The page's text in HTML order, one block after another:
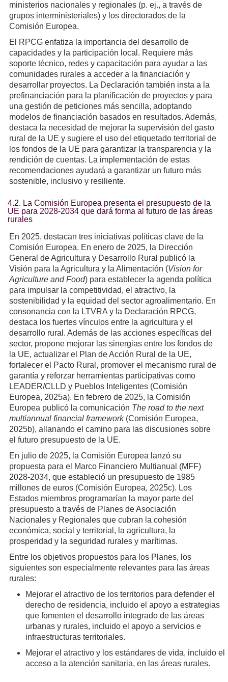
ministerios nacionales y regionales (p. ej., a través de
grupos interministeriales) y los directorados de la
Comisión Europea.
El RPCG enfatiza la importancia del desarrollo de
capacidades y la participación local. Requiere más
soporte técnico, redes y capacitación para ayudar a las
comunidades rurales a acceder a la financiación y
desarrollar proyectos. La Declaración también insta a la
prefinanciación para la planificación de proyectos y para
una gestión de peticiones más sencilla, adoptando
modelos de financiación basados en resultados. Además,
destaca la necesidad de mejorar la supervisión del gasto
rural de la UE y sugiere el uso del etiquetado territorial de
los fondos de la UE para garantizar la transparencia y la
rendición de cuentas. La implementación de estas
recomendaciones ayudará a garantizar un futuro más
sostenible, inclusivo y resiliente.
4.2. La Comisión Europea presenta el presupuesto de la
UE para 2028-2034 que dará forma al futuro de las áreas
rurales
En 2025, destacan tres iniciativas políticas clave de la
Comisión Europea. En enero de 2025, la Dirección
General de Agricultura y Desarrollo Rural publicó la
Visión para la Agricultura y la Alimentación (Vision for
Agriculture and Food) para establecer la agenda política
para impulsar la competitividad, el atractivo, la
sostenibilidad y la equidad del sector agroalimentario. En
consonancia con la LTVRA y la Declaración RPCG,
destaca los fuertes vínculos entre la agricultura y el
desarrollo rural. Además de las acciones específicas del
sector, propone mejorar las sinergias entre los fondos de
la UE, actualizar el Plan de Acción Rural de la UE,
fortalecer el Pacto Rural, promover el mecanismo rural de
garantía y reforzar herramientas participativas como
LEADER/CLLD y Pueblos Inteligentes (Comisión
Europea, 2025a). En febrero de 2025, la Comisión
Europea publicó la comunicación The road to the next
multiannual financial framework(Comisión Europea,
2025b), allanando el camino para las discusiones sobre
el futuro presupuesto de la UE.
En julio de 2025, la Comisión Europea lanzó su
propuesta para el Marco Financiero Multianual (MFF)
2028-2034, que estableció un presupuesto de 1985
millones de euros (Comisión Europea, 2025c). Los
Estados miembros programarían la mayor parte del
presupuesto a través de Planes de Asociación
Nacionales y Regionales que cubran la cohesión
económica, social y territorial, la agricultura, la
prosperidad y la seguridad rurales y marítimas.
Entre los objetivos propuestos para los Planes, los
siguientes son especialmente relevantes para las áreas
rurales:
Mejorar el atractivo de los territorios para defender el
derecho de residencia, incluido el apoyo a estrategias
que fomenten el desarrollo integrado de las áreas
urbanas y rurales, incluido el apoyo a servicios e
infraestructuras territoriales.
Mejorar el atractivo y los estándares de vida, incluido el
acceso a la atención sanitaria, en las áreas rurales.